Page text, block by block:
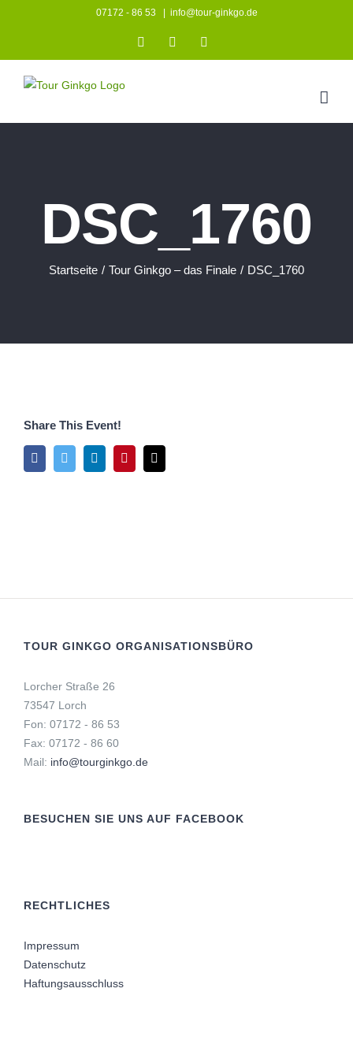
07172 - 86 53 info@tour-ginkgo.de
InstagramFacebook
DSC_1760
Startseite / Tour Ginkgo – das Finale / DSC_1760
Share This Event!
FacebookTwitter LinkedInPinterest
Mail
TOUR GINKGO ORGANISATIONSBÜRO
Lorcher Straße 26
73547 Lorch
Fon: 07172 - 86 53
Fax: 07172 - 86 60
Mail: info@tourginkgo.de
BESUCHEN SIE UNS AUF FACEBOOK
RECHTLICHES
Impressum
Datenschutz
Haftungsausschluss